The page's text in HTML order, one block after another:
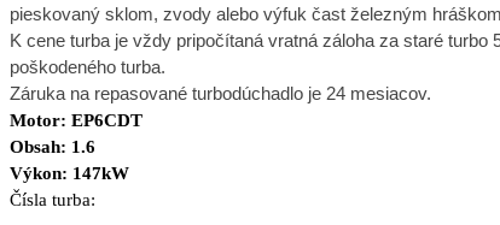
pieskovaný sklom, zvody alebo výfuk čast železným
K cene turba je vždy pripočítaná vratná záloha za staré turbo
poškodeného turba.
Záruka na repasované turbodúchadlo je 24 mesiacov.
Motor: EP6CDT
Obsah: 1.6
Výkon: 147kW
Čísla turba: